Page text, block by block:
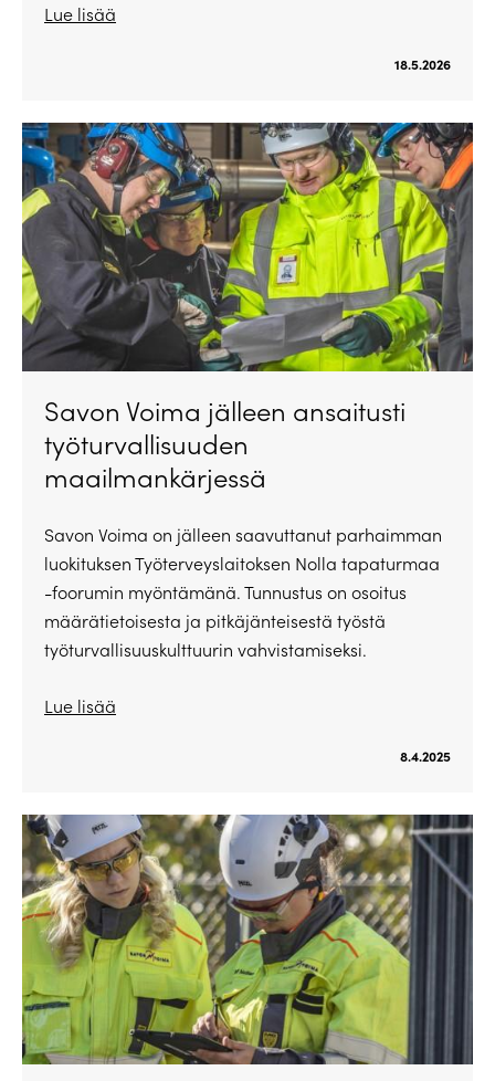
Lue lisää
18.5.2026
Savon Voima jälleen ansaitusti
työturvallisuuden
maailmankärjessä
Savon Voima on jälleen saavuttanut parhaimman
luokituksen Työterveyslaitoksen Nolla tapaturmaa
-foorumin myöntämänä. Tunnustus on osoitus
määrätietoisesta ja pitkäjänteisestä työstä
työturvallisuuskulttuurin vahvistamiseksi.
Lue lisää
8.4.2025